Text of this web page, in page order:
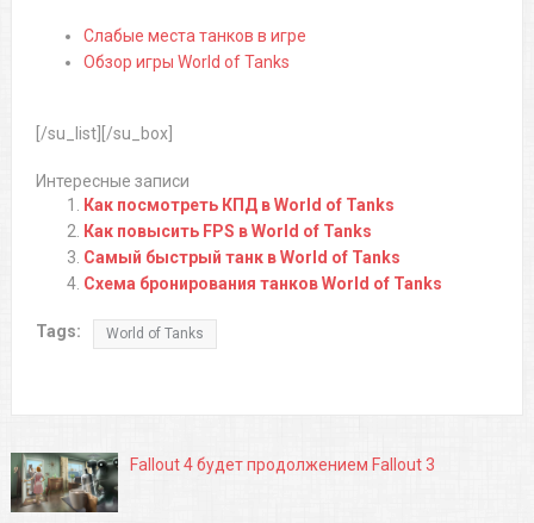
Слабые места танков в игре
Обзор игры World of Tanks
[/su_list][/su_box]
Интересные записи
Как посмотреть КПД в World of Tanks
Как повысить FPS в World of Tanks
Самый быстрый танк в World of Tanks
Схема бронирования танков World of Tanks
Tags: World of Tanks
Fallout 4 будет продолжением Fallout 3